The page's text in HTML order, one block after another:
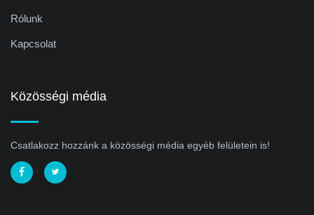
Rólunk
Kapcsolat
Közösségi média
Csatlakozz hozzánk a közösségi média egyéb felületein is!